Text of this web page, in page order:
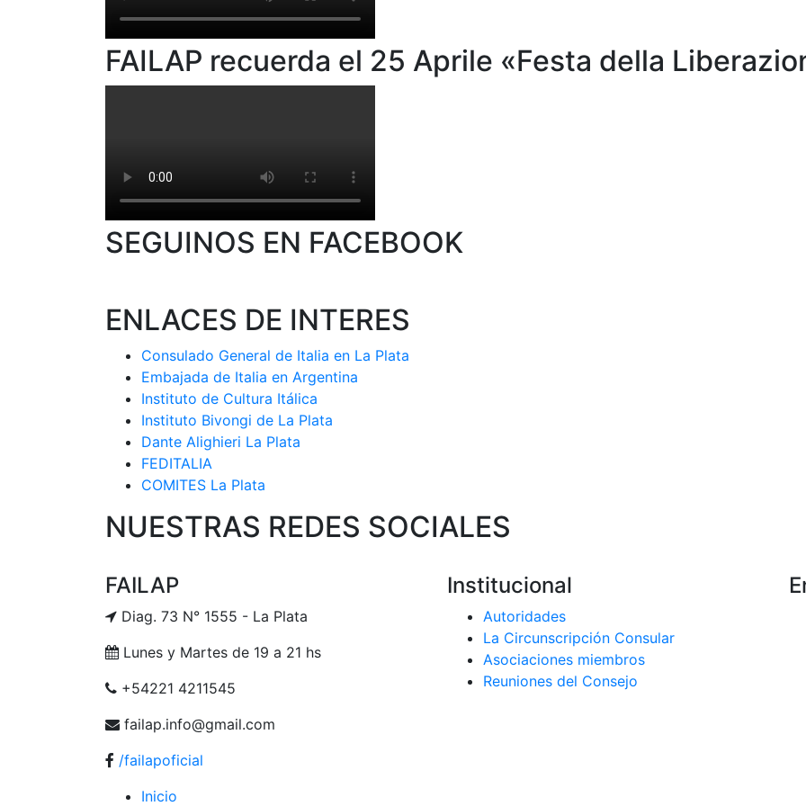
FAILAP recuerda el 25 Aprile «Festa della
SEGUINOS EN FACEBOOK
ENLACES DE INTERES
Consulado General de Italia en La Plata
Embajada de Italia en Argentina
Instituto de Cultura Itálica
Instituto Bivongi de La Plata
Dante Alighieri La Plata
FEDITALIA
COMITES La Plata
NUESTRAS REDES SOCIALES
FAILAP
Diag. 73 N° 1555 - La Plata
Lunes y Martes de 19 a 21 hs
+54221 4211545
failap.info@gmail.com
/failapoficial
Institucional
Autoridades
La Circunscripción Consular
Asociaciones miembros
Reuniones del Consejo
Inicio